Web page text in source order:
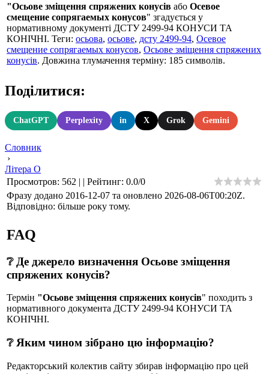
"Осьове зміщення спряжених конусів або Осевое
смещение сопрягаемых конусов" згадується у
нормативному документі ДСТУ 2499-94 КОНУСИ ТА
КОНІЧНІ. Теги: осьова, осьове, дсту 2499-94, Осевое
смещение сопрягаемых конусов, Осьове зміщення спряжених
конусів. Довжина тлумачення терміну: 185 символів.
Поділитися:
ChatGPT Perplexity in X Grok Gemini
Словник
›
Літера О
Просмотров: 562 | | Рейтинг: 0.0/0
Фразу додано 2016-12-07 та оновлено 2026-08-06T00:20Z.
Відповідно: більше року тому.
FAQ
❔ Де джерело визначення Осьове зміщення
спряжених конусів?
Термін "Осьове зміщення спряжених конусів" походить з
нормативного документа ДСТУ 2499-94 КОНУСИ ТА
КОНІЧНІ.
❔ Яким чином зібрано цю інформацію?
Редакторський колектив сайту збирав інформацію про цей